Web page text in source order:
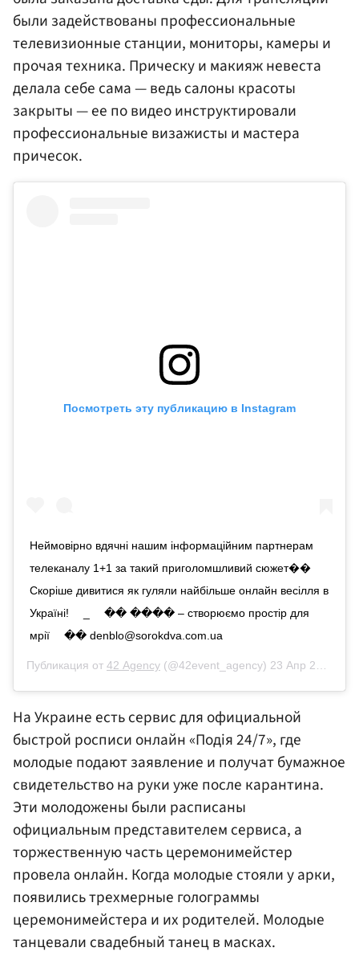
были задействованы профессиональные
телевизионные станции, мониторы, камеры и
прочая техника. Прическу и макияж невеста
делала себе сама — ведь салоны красоты
закрыты — ее по видео инструктировали
профессиональные визажисты и мастера
причесок.
Посмотреть эту публикацию в Instagram
Неймовірно вдячні нашим інформаційним партнерам
телеканалу 1+1 за такий приголомшливий сюжет�� ⠀
Скоріше дивитися як гуляли найбільше онлайн весілля в
Україні! ⠀ _ ⠀ �� ���� – створюємо простір для
мрії ⠀ �� denblo@sorokdva.com.ua
Публикация от 42 Agency (@42event_agency) 23 Апр 2020 в 12:04 PDT
На Украине есть сервис для официальной
быстрой росписи онлайн «Подiя 24/7», где
молодые подают заявление и получат бумажное
свидетельство на руки уже после карантина.
Эти молодожены были расписаны
официальным представителем сервиса, а
торжественную часть церемонимейстер
провела онлайн. Когда молодые стояли у арки,
появились трехмерные голограммы
церемонимейстера и их родителей. Молодые
танцевали свадебный танец в масках.